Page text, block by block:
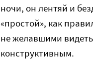
ночи, он лентяй и
«простой», как
не желавшими
конструктивным.